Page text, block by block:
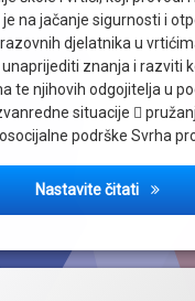
je na jačanje sigurnosti i
djelatnika u
unaprijediti znanja i razviti
te njihovih odgojitelja u
situacije 
podrške Svrha
Nastavite čitati